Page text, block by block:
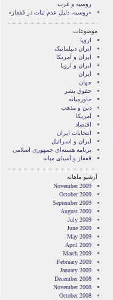
روسیه و غرب
«روسیه، دلیل عدم ثبات در قفقاز»
موضوعات
اروپا
ايران ديپلماتيک
ايران و آمريکا
ايران و اروپا
ایران
جهان
حقوق بشر
خاورميانه
دین و مذهب
آمریکا
اقتصاد
انتخابات ایران
ایران و اسرائیل
برنامه هسته‌ای جمهوری اسلامی
قفقاز و آسیای میانه
آرشیو ماهانه
November 2009
October 2009
September 2009
August 2009
July 2009
June 2009
May 2009
April 2009
March 2009
February 2009
January 2009
December 2008
November 2008
October 2008